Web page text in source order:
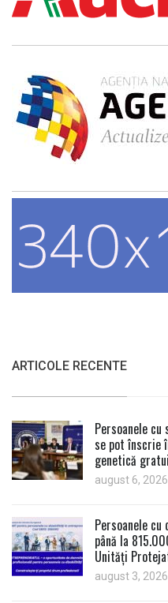
ARTICOLE RECENTE
Persoanele
se pot înscrie
genetică
august 6, 2026
Persoanele
până la
Unități
august 3, 2026